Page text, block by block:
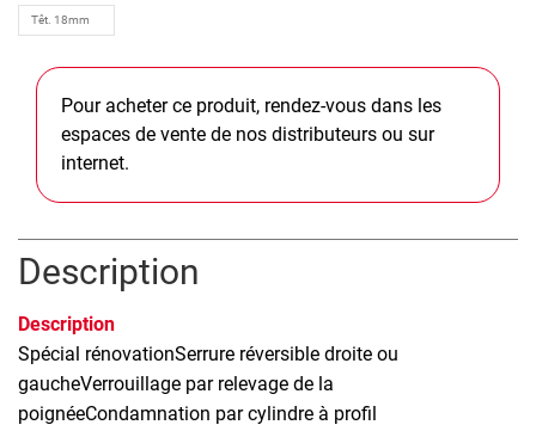
Pour acheter ce produit, rendez-vous dans les
espaces de vente de nos distributeurs ou sur
internet.
Description
Description
Spécial rénovationSerrure réversible droite ou
gaucheVerrouillage par relevage de la
poignéeCondamnation par cylindre à profil